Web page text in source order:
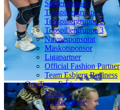
Spillersponsor
Topspillergruppe 1
Topspillergruppe 2
Topspillergruppe 3
Navnesponsorat
Maskotsponsor
Ligapartner
Official Fashion Partner
Team Esbjerg Business
Om Team Esbjerg
Værdier
Hjemmebane